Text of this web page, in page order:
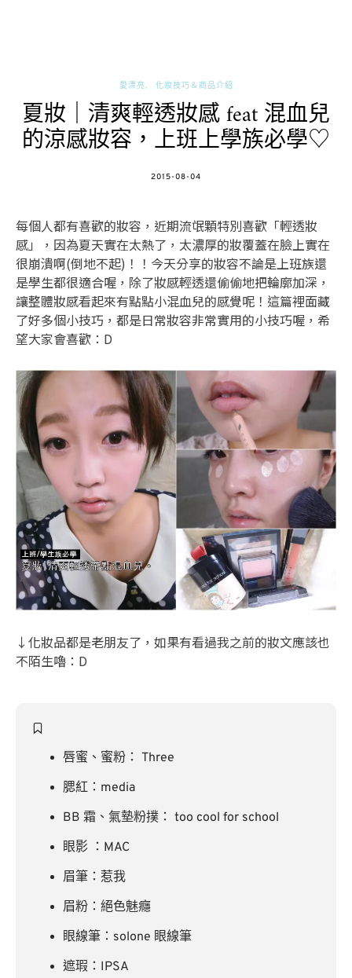
愛漂亮 化妝技巧＆商品介紹
夏妝｜清爽輕透妝感 feat 混血兒
的涼感妝容，上班上學族必學♡
POSTED
2015-08-04
每個人都有喜歡的妝容，近期流氓顆特別喜歡「輕透妝
感」，因為夏天實在太熱了，太濃厚的妝覆蓋在臉上實在
很崩潰啊(倒地不起)！！今天分享的妝容不論是上班族還
是學生都很適合喔，除了妝感輕透還偷偷地把輪廓加深，
讓整體妝感看起來有點點小混血兒的感覺呢！這篇裡面藏
了好多個小技巧，都是日常妝容非常實用的小技巧喔，希
望大家會喜歡：D
↓化妝品都是老朋友了，如果有看過我之前的妝文應該也
不陌生嚕：D
唇蜜、蜜粉： Three
腮紅：media
BB 霜、氣墊粉撲： too cool for school
眼影 ：MAC
眉筆：惹我
眉粉：絕色魅癮
眼線筆：solone 眼線筆
遮瑕：IPSA